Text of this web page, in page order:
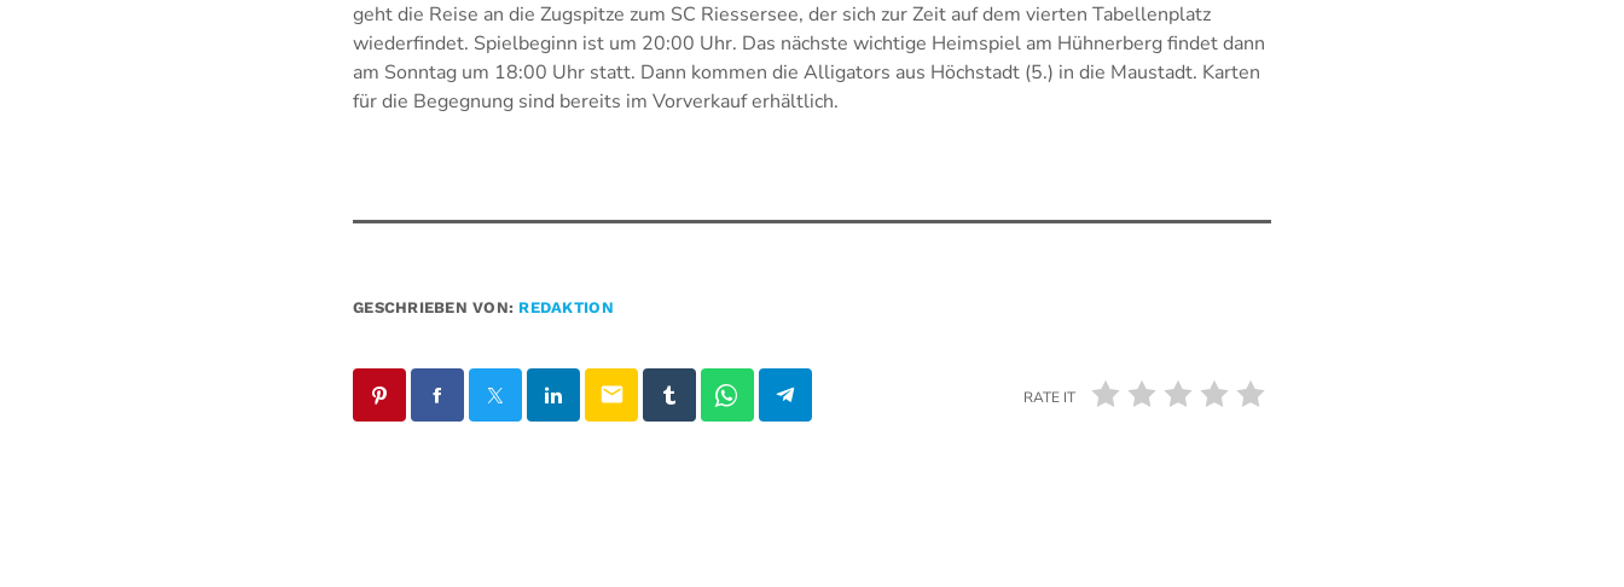
geht die Reise an die Zugspitze zum SC Riessersee, der sich zur Zeit auf dem vierten Tabellenplatz
wiederfindet. Spielbeginn ist um 20:00 Uhr. Das nächste wichtige Heimspiel am Hühnerberg findet dann
am Sonntag um 18:00 Uhr statt. Dann kommen die Alligators aus Höchstadt (5.) in die Maustadt. Karten
für die Begegnung sind bereits im Vorverkauf erhältlich.
GESCHRIEBEN VON: REDAKTION
email RATE IT